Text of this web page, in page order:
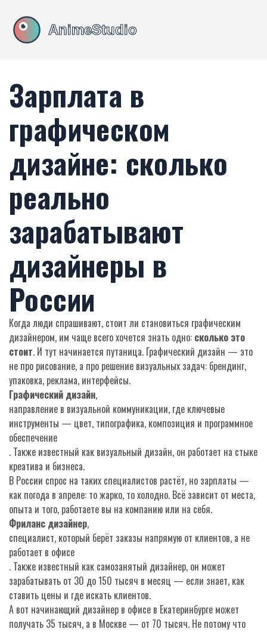
Зарплата в
графическом
дизайне: сколько
реально
зарабатывают
дизайнеры в
России
Когда люди спрашивают, стоит ли становиться графическим
дизайнером, им чаще всего хочется знать одно: сколько это
стоит. И тут начинается путаница. Графический дизайн — это
не про рисование, а про решение визуальных задач: брендинг,
упаковка, реклама, интерфейсы.
Графический дизайн,
направление в визуальной коммуникации, где ключевые
инструменты — цвет, типографика, композиция и программное
обеспечение
. Также известный как визуальный дизайн, он работает на стыке
креатива и бизнеса.
В России спрос на таких специалистов растёт, но зарплаты —
как погода в апреле: то жарко, то холодно. Всё зависит от места,
опыта и того, работаете вы на компанию или на себя.
Фриланс дизайнер,
специалист, который берёт заказы напрямую от клиентов, а не
работает в офисе
. Также известный как самозанятый дизайнер, он может
зарабатывать от 30 до 150 тысяч в месяц — если знает, как
ставить цены и где искать клиентов.
А вот начинающий дизайнер в офисе в Екатеринбурге может
получать 35 тысяч, а в Москве — от 70 тысяч. Не потому что